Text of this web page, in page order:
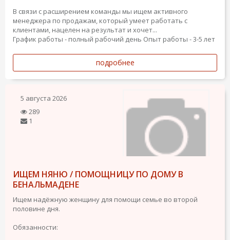
В связи с расширением команды мы ищем активного
менеджера по продажам, который умеет работать с
клиентами, нацелен на результат и хочет...
График работы - полный рабочий день Опыт работы - 3-5 лет
подробнее
5 августа 2026
289
1
ИЩЕМ НЯНЮ / ПОМОЩНИЦУ ПО ДОМУ В
БЕНАЛЬМАДЕНЕ
Ищем надёжную женщину для помощи семье во второй
половине дня.
Обязанности: